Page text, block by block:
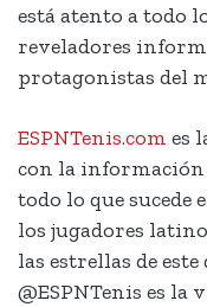
está atento a todo
reveladores
protagonistas del
ESPNTenis.com es
con la información
todo lo que sucede
los jugadores
las estrellas de
@ESPNTenis es la